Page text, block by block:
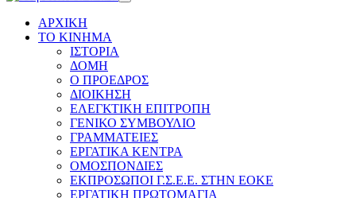
ΑΡΧΙΚΗ
ΤΟ ΚΙΝΗΜΑ
ΙΣΤΟΡΙΑ
ΔΟΜΗ
Ο ΠΡΟΕΔΡΟΣ
ΔΙΟΙΚΗΣΗ
ΕΛΕΓΚΤΙΚΗ ΕΠΙΤΡΟΠΗ
ΓΕΝΙΚΟ ΣΥΜΒΟΥΛΙΟ
ΓΡΑΜΜΑΤΕΙΕΣ
ΕΡΓΑΤΙΚΑ ΚΕΝΤΡΑ
ΟΜΟΣΠΟΝΔΙΕΣ
ΕΚΠΡΟΣΩΠΟΙ Γ.Σ.Ε.Ε. ΣΤΗΝ ΕΟΚΕ
ΕΡΓΑΤΙΚΗ ΠΡΩΤΟΜΑΓΙΑ